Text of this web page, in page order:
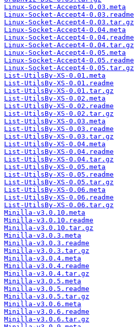
Linux-Socket-Accept4-0.03.meta
Linux-Socket-Accept4-0.03.readme
Linux-Socket-Accept4-0.03.tar.gz
Linux-Socket-Accept4-0.04.meta
Linux-Socket-Accept4-0.04.readme
Linux-Socket-Accept4-0.04.tar.gz
Linux-Socket-Accept4-0.05.meta
Linux-Socket-Accept4-0.05.readme
Linux-Socket-Accept4-0.05.tar.gz
List-UtilsBy-XS-0.01.meta
List-UtilsBy-XS-0.01.readme
List-UtilsBy-XS-0.01.tar.gz
List-UtilsBy-XS-0.02.meta
List-UtilsBy-XS-0.02.readme
List-UtilsBy-XS-0.02.tar.gz
List-UtilsBy-XS-0.03.meta
List-UtilsBy-XS-0.03.readme
List-UtilsBy-XS-0.03.tar.gz
List-UtilsBy-XS-0.04.meta
List-UtilsBy-XS-0.04.readme
List-UtilsBy-XS-0.04.tar.gz
List-UtilsBy-XS-0.05.meta
List-UtilsBy-XS-0.05.readme
List-UtilsBy-XS-0.05.tar.gz
List-UtilsBy-XS-0.06.meta
List-UtilsBy-XS-0.06.readme
List-UtilsBy-XS-0.06.tar.gz
Minilla-v3.0.10.meta
Minilla-v3.0.10.readme
Minilla-v3.0.10.tar.gz
Minilla-v3.0.3.meta
Minilla-v3.0.3.readme
Minilla-v3.0.3.tar.gz
Minilla-v3.0.4.meta
Minilla-v3.0.4.readme
Minilla-v3.0.4.tar.gz
Minilla-v3.0.5.meta
Minilla-v3.0.5.readme
Minilla-v3.0.5.tar.gz
Minilla-v3.0.6.meta
Minilla-v3.0.6.readme
Minilla-v3.0.6.tar.gz